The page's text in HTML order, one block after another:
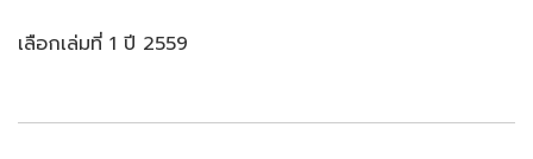
เลือกเล่มที่ 1 ปี 2559